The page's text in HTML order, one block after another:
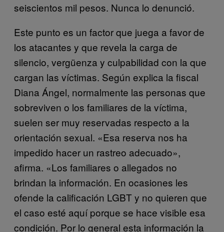
seiscientos mil pesos. Nunca lo denunció.
Este punto es un factor que juega a favor de
los atacantes y que revela la carga de
silencio, vergüenza y culpabilidad con la que
cargan las víctimas. Según explica la fiscal
Diana Ángel, normalmente las personas que
sobreviven o los familiares de la víctima,
suelen ser muy reservadas respecto a la
orientación sexual. «Esa reserva nos ha
impedido hacer un rastreo adecuado»,
afirma. «Los familiares o allegados no
brindan la información. En ocasiones les
ofende la calificación LGBT y no quieren que
el caso esté aquí porque se hace visible esa
condición. Por lo general esta información la